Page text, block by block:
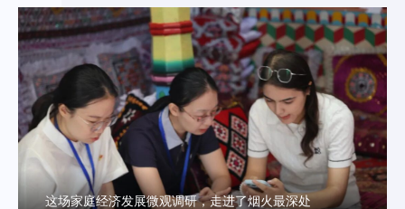
这场家庭经济发展微观调研，走进了烟火最深处